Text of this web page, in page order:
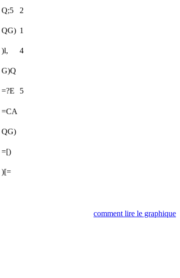
Q;5 2
QG) 1
)l, 4
G)Q
=?E 5
=CA
QG)
=[)
)[=
comment lire le graphique